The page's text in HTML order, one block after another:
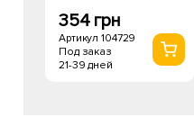
354 грн
Артикул 104729
Под заказ
21-39 дней